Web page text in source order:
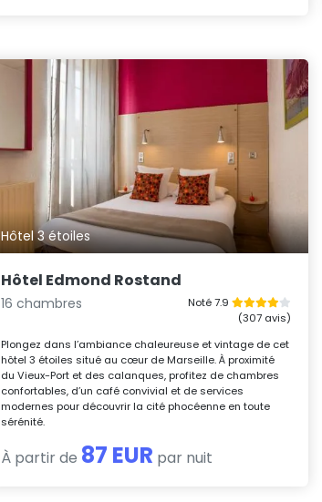
Hôtel 3 étoiles
Hôtel Edmond Rostand
16 chambres
Noté 7.9
(307 avis)
Plongez dans l’ambiance chaleureuse et vintage de cet
hôtel 3 étoiles situé au cœur de Marseille. À proximité
du Vieux-Port et des calanques, profitez de chambres
confortables, d’un café convivial et de services
modernes pour découvrir la cité phocéenne en toute
sérénité.
À partir de 87 EUR par nuit